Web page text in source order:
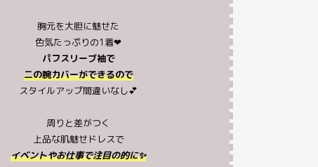
胸元を大胆に魅せた
色気たっぷりの1着❤︎
パフスリーブ袖で
二の腕カバーができるので
スタイルアップ間違いなし💕
周りと差がつく
上品な肌魅せドレスで
イベントやお仕事で注目の的に✨